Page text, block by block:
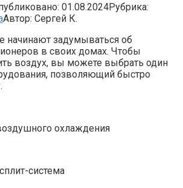
01.08.2024Рубрика:
Автор: Сергей К.
начинают задумываться об
в своих домах. Чтобы
воздух, вы можете выбрать один
позволяющий быстро
система